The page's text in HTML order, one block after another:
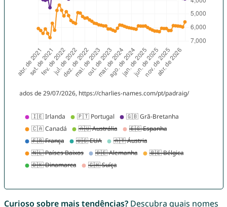
Curioso sobre mais tendências?Descubra quais nomes